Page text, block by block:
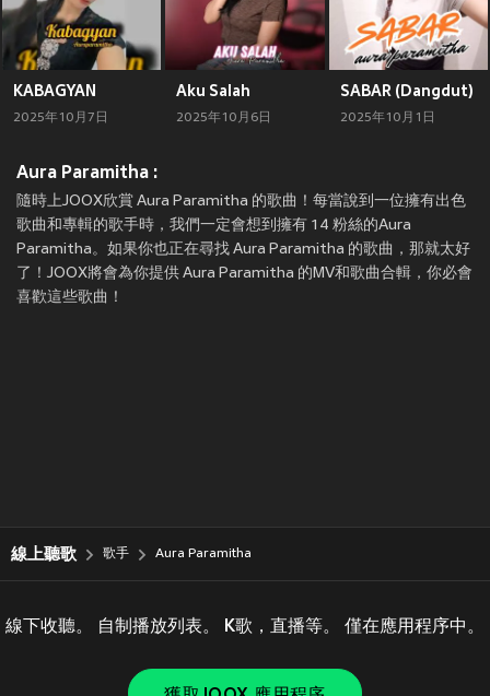
KABAGYAN
2025年10月7日
Aku Salah
2025年10月6日
SABAR (Dangdut)
2025年10月1日
Aura Paramitha :
隨時上JOOX欣賞 Aura Paramitha 的歌曲！每當說到一位擁有出色
歌曲和專輯的歌手時，我們一定會想到擁有 14 粉絲的Aura
Paramitha。如果你也正在尋找 Aura Paramitha 的歌曲，那就太好
了！JOOX將會為你提供 Aura Paramitha 的MV和歌曲合輯，你必會
喜歡這些歌曲！
線上聽歌 歌手 Aura Paramitha
線下收聽。 自制播放列表。 K歌，直播等。 僅在應用程序中。